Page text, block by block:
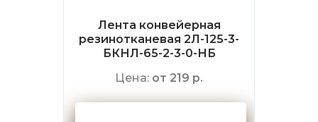
Лента конвейерная
резинотканевая 2Л-125-3-
БКНЛ-65-2-3-0-НБ
Цена: от 219 р.